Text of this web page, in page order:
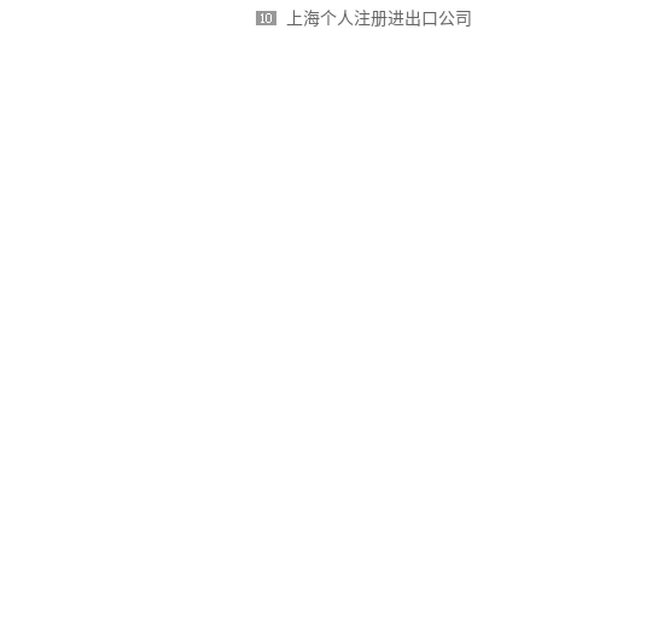
上海个人注册进出口公司